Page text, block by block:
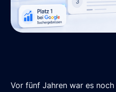
Vor fünf Jahren war es